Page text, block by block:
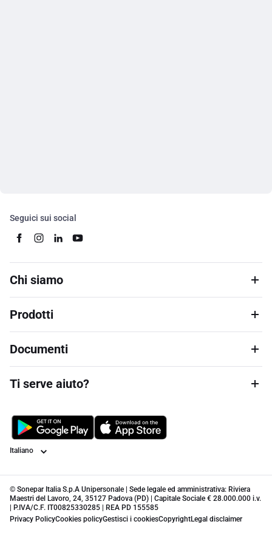
Seguici sui social
Chi siamo
Prodotti
Documenti
Ti serve aiuto?
Lingua
© Sonepar Italia S.p.A Unipersonale | Sede legale ed amministrativa: Riviera
Maestri del Lavoro, 24, 35127 Padova (PD) | Capitale Sociale € 28.000.000 i.v.
| P.IVA/C.F. IT00825330285 | REA PD 155585
Privacy PolicyCookies policyGestisci i cookiesCopyrightLegal disclaimer